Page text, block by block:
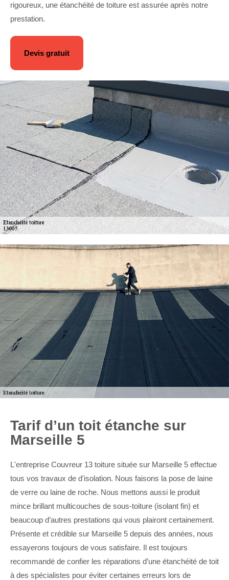
rigoureux, une étanchéité de toiture est assurée après notre
prestation.
Devis gratuit
Tarif d’un toit étanche sur
Marseille 5
L'entreprise Couvreur 13 toiture située sur Marseille 5 effectue
tous vos travaux de d'isolation. Nous faisons la pose de laine
de verre ou laine de roche. Nous mettons aussi le produit
mince brillant multicouches de sous-toiture (isolant fin) et
beaucoup d’autres prestations qui vous plairont certainement.
Présente et crédible sur Marseille 5 depuis des années, nous
essayerons toujours de vous satisfaire. Il est toujours
recommandé de confier les réparations d’une étanchéité de toit
à des spécialistes pour éviter certaines erreurs lors de